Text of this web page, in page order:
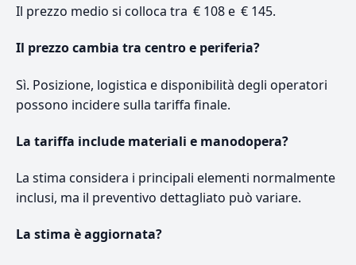
Il prezzo medio si colloca tra € 108 e € 145.
Il prezzo cambia tra centro e periferia?
Sì. Posizione, logistica e disponibilità degli operatori
possono incidere sulla tariffa finale.
La tariffa include materiali e manodopera?
La stima considera i principali elementi normalmente
inclusi, ma il preventivo dettagliato può variare.
La stima è aggiornata?